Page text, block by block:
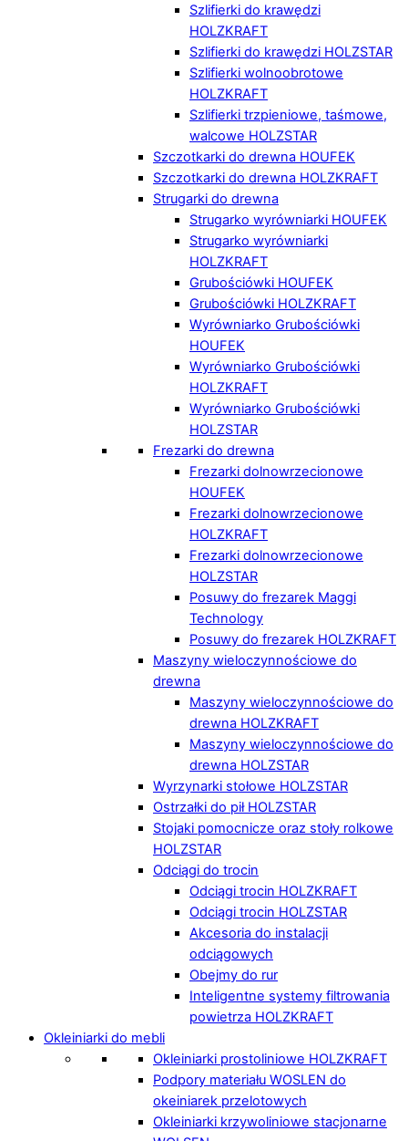
Szlifierki do krawędzi
HOLZKRAFT
Szlifierki do krawędzi HOLZSTAR
Szlifierki wolnoobrotowe
HOLZKRAFT
Szlifierki trzpieniowe, taśmowe,
walcowe HOLZSTAR
Szczotkarki do drewna HOUFEK
Szczotkarki do drewna HOLZKRAFT
Strugarki do drewna
Strugarko wyrówniarki HOUFEK
Strugarko wyrówniarki
HOLZKRAFT
Grubościówki HOUFEK
Grubościówki HOLZKRAFT
Wyrówniarko Grubościówki
HOUFEK
Wyrówniarko Grubościówki
HOLZKRAFT
Wyrówniarko Grubościówki
HOLZSTAR
Frezarki do drewna
Frezarki dolnowrzecionowe
HOUFEK
Frezarki dolnowrzecionowe
HOLZKRAFT
Frezarki dolnowrzecionowe
HOLZSTAR
Posuwy do frezarek Maggi
Technology
Posuwy do frezarek HOLZKRAFT
Maszyny wieloczynnościowe do
drewna
Maszyny wieloczynnościowe do
drewna HOLZKRAFT
Maszyny wieloczynnościowe do
drewna HOLZSTAR
Wyrzynarki stołowe HOLZSTAR
Ostrzałki do pił HOLZSTAR
Stojaki pomocnicze oraz stoły rolkowe
HOLZSTAR
Odciągi do trocin
Odciągi trocin HOLZKRAFT
Odciągi trocin HOLZSTAR
Akcesoria do instalacji
odciągowych
Obejmy do rur
Inteligentne systemy filtrowania
powietrza HOLZKRAFT
Okleiniarki do mebli
Okleiniarki prostoliniowe HOLZKRAFT
Podpory materiału WOSLEN do
okeiniarek przelotowych
Okleiniarki krzywoliniowe stacjonarne